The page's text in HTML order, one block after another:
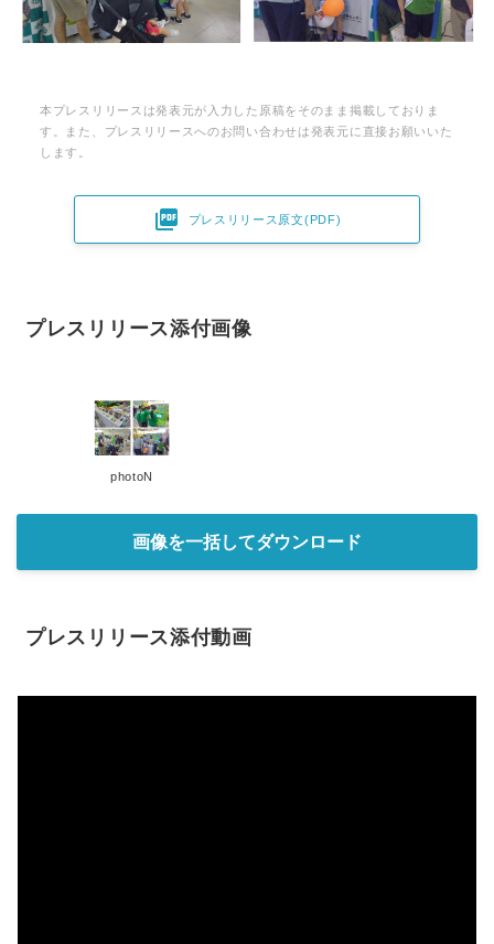
本プレスリリースは発表元が入力した原稿をそのまま掲載しておりま
す。また、プレスリリースへのお問い合わせは発表元に直接お願いいた
します。
 プレスリリース原文(PDF)
プレスリリース添付画像
photoN
画像を一括してダウンロード
プレスリリース添付動画